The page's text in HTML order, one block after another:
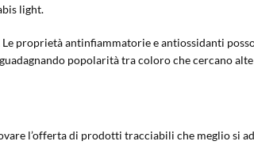
light.
proprietà antinfiammatorie e antiossidanti
popolarità tra coloro che cercano
l’offerta di prodotti tracciabili che meglio si